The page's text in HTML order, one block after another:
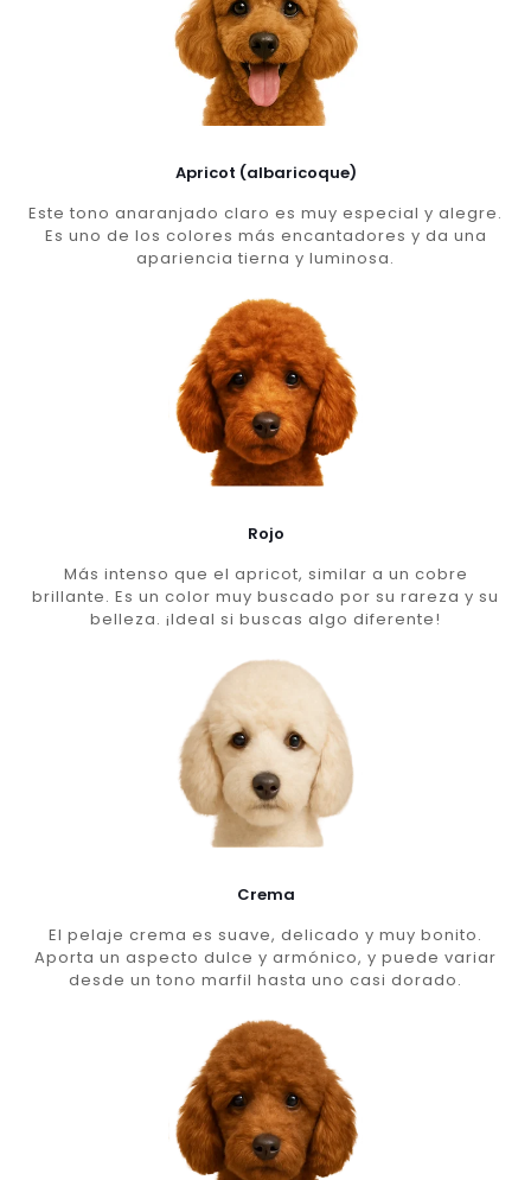
Apricot (albaricoque)
Este tono anaranjado claro es muy especial y alegre.
Es uno de los colores más encantadores y da una
apariencia tierna y luminosa.
Rojo
Más intenso que el apricot, similar a un cobre
brillante. Es un color muy buscado por su rareza y su
belleza. ¡Ideal si buscas algo diferente!
Crema
El pelaje crema es suave, delicado y muy bonito.
Aporta un aspecto dulce y armónico, y puede variar
desde un tono marfil hasta uno casi dorado.